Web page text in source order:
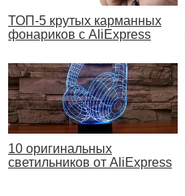
ТОП-5 крутых карманных
фонариков с AliExpress
10 оригинальных
светильников от AliExpress